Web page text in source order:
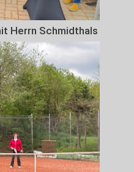
Herrn Schmidthals